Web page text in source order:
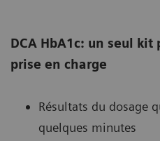
DCA HbA1c: un seul
prise en charge
Résultats du dosage
quelques minutes